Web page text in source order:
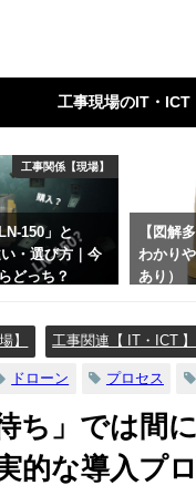
工事現場のIT・ICT
工事関係【現場】
150」と
い・選び方｜今
どっち？
【図解
わかり
あり）
】 工事関連【 IT・ICT 】
ドローン プロセス
ち」では間
的な導入プ